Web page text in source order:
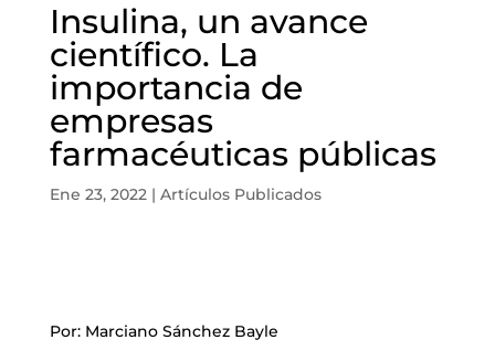
Insulina, un avance
científico. La
importancia de
empresas
farmacéuticas públicas
Ene 23, 2022| Artículos Publicados
Por: Marciano Sánchez Bayle